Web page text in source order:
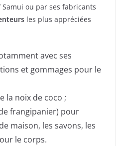
Samui ou par ses fabricants
les plus appréciées
avec ses
et gommages pour le
la noix de coco ;
frangipanier) pour
maison, les savons, les
le corps.